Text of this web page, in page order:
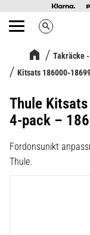
Meny search
Takräcke
Kitsats 186000-
Thule
4-pack –
Fordonsunikt
Thule.